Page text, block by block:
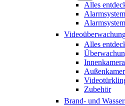
Alles
Alles
Zubehör
Brand- und